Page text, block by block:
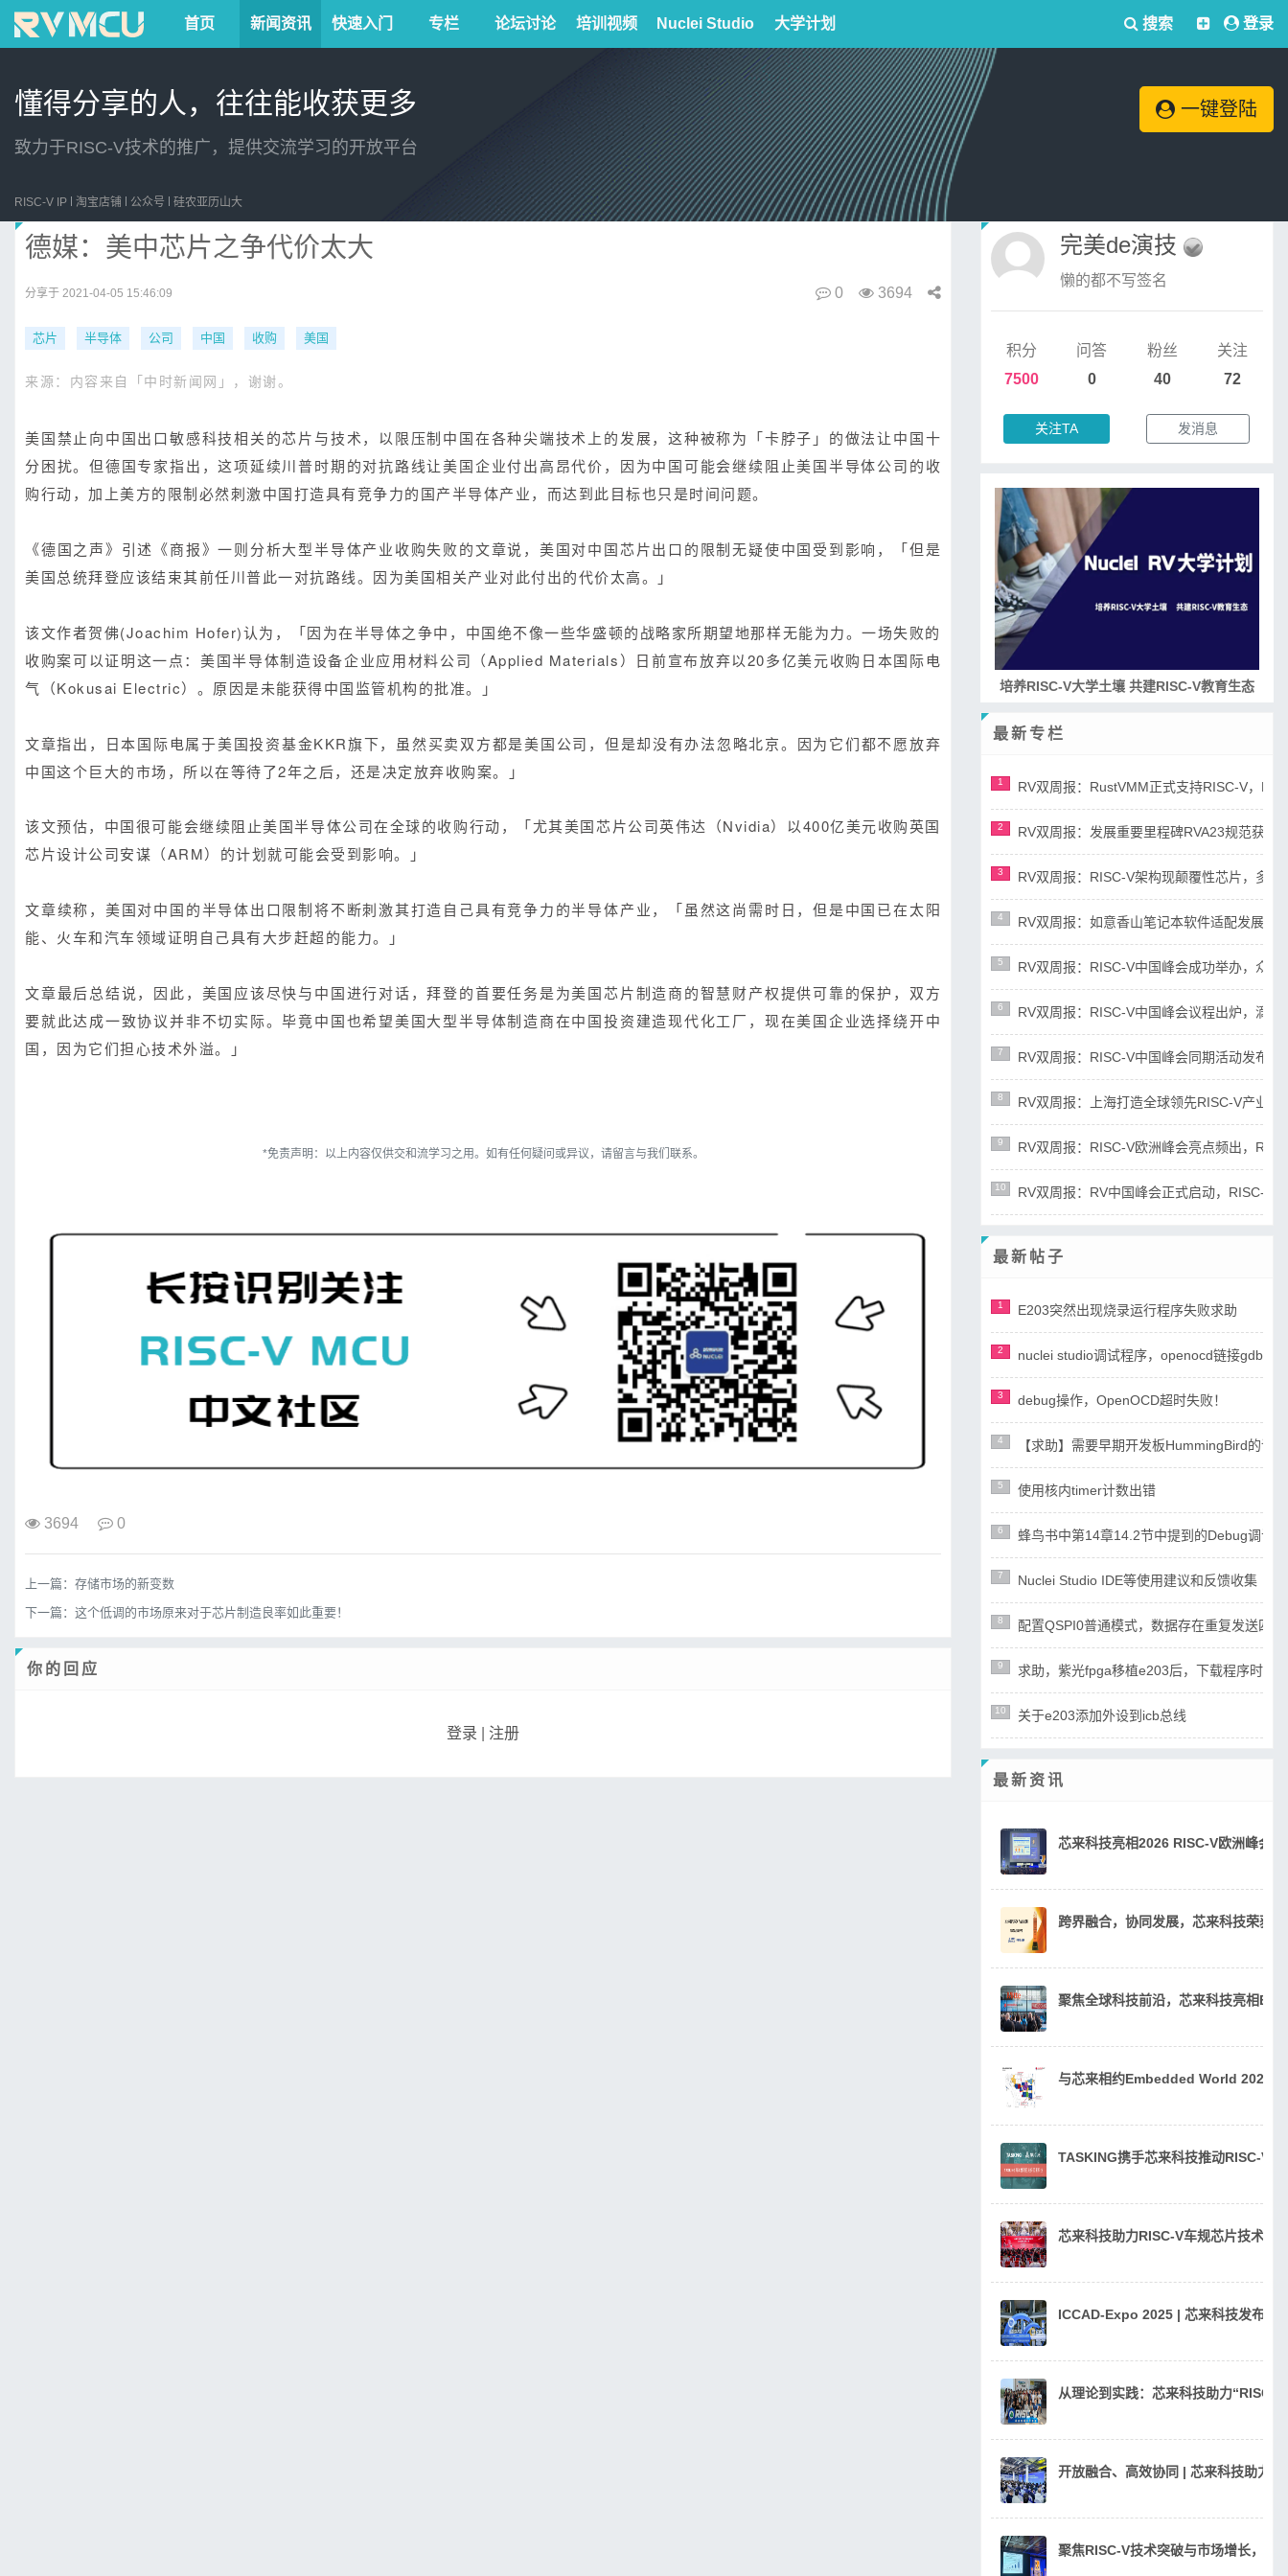
首页 新闻资讯 快速入门 专栏 论坛讨论 培训视频 Nuclei Studio 大学计划 搜索 登录
懂得分享的人，往往能收获更多
致力于RISC-V技术的推广，提供交流学习的开放平台
一键登陆
RISC-V IP 淘宝店铺 公众号 硅农亚历山大
德媒：美中芯片之争代价太大
分享于 2021-04-05 15:46:09 0 3694
芯片 半导体 公司 中国 收购 美国
来源：内容来自「中时新闻网 」，谢谢。
美国禁止向中国出口敏感科技相关的芯片与技术，以限压制中国在各种尖端技术上的发展，这种被称为「卡脖子」的做法让中国十
分困扰。但德国专家指出，这项延续川普时期的对抗路线让美国企业付出高昂代价，因为中国可能会继续阻止美国半导体公司的收
购行动，加上美方的限制必然刺激中国打造具有竞争力的国产半导体产业，而达到此目标也只是时间问题。
《德国之声》引述《商报》一则分析大型半导体产业收购失败的文章说，美国对中国芯片出口的限制无疑使中国受到影响，「但是
美国总统拜登应该结束其前任川普此一对抗路线。因为美国相关产业对此付出的代价太高。」
该文作者贺佛(Joachim Hofer)认为，「因为在半导体之争中，中国绝不像一些华盛顿的战略家所期望地那样无能为力。一场失败的
收购案可以证明这一点：美国半导体制造设备企业应用材料公司（Applied Materials）日前宣布放弃以20多亿美元收购日本国际电
气（Kokusai Electric）。原因是未能获得中国监管机构的批准。」
文章指出，日本国际电属于美国投资基金KKR旗下，虽然买卖双方都是美国公司，但是却没有办法忽略北京。因为它们都不愿放弃
中国这个巨大的市场，所以在等待了2年之后，还是决定放弃收购案。」
该文预估，中国很可能会继续阻止美国半导体公司在全球的收购行动，「尤其美国芯片公司英伟达（Nvidia）以400亿美元收购英国
芯片设计公司安谋（ARM）的计划就可能会受到影响。」
文章续称，美国对中国的半导体出口限制将不断刺激其打造自己具有竞争力的半导体产业，「虽然这尚需时日，但是中国已在太阳
能、火车和汽车领域证明自己具有大步赶超的能力。」
文章最后总结说，因此，美国应该尽快与中国进行对话，拜登的首要任务是为美国芯片制造商的智慧财产权提供可靠的保护，双方
要就此达成一致协议并非不切实际。毕竟中国也希望美国大型半导体制造商在中国投资建造现代化工厂，现在美国企业选择绕开中
国，因为它们担心技术外溢。」
*免责声明：以上内容仅供交和流学习之用。如有任何疑问或异议，请留言与我们联系。
3694 0
上一篇： 存储市场的新变数
下一篇： 这个低调的市场原来对于芯片制造良率如此重要！
你的回应
登录 注册
完美de演技
懒的都不写签名
积分
7500
问答
0
粉丝
40
关注
72
关注TA 发消息
培养RISC-V大学土壤 共建RISC-V教育生态
最新专栏
1 RV双周报：RustVMM正式支持RISC-V，
2 RV双周报：发展重要里程碑RVA23规范获
3 RV双周报：RISC-V架构现颠覆性芯片，多
4 RV双周报：如意香山笔记本软件适配发展
5 RV双周报：RISC-V中国峰会成功举办，众
6 RV双周报：RISC-V中国峰会议程出炉，滴
7 RV双周报：RISC-V中国峰会同期活动发布
8 RV双周报：上海打造全球领先RISC-V产业
9 RV双周报：RISC-V欧洲峰会亮点频出，
10 RV双周报：RV中国峰会正式启动，RISC-V
最新帖子
1 E203突然出现烧录运行程序失败求助
2 nuclei studio调试程序，openocd链接gdb失
3 debug操作，OpenOCD超时失败！
4 【求助】需要早期开发板HummingBird的详
5 使用核内timer计数出错
6 蜂鸟书中第14章14.2节中提到的Debug调试
7 Nuclei Studio IDE等使用建议和反馈收集
8 配置QSPI0普通模式，数据存在重复发送四
9 求助，紫光fpga移植e203后，下载程序时
10 关于e203添加外设到icb总线
最新资讯
芯来科技亮相2026 RISC-V欧洲峰会
跨界融合，协同发展，芯来科技荣获
聚焦全球科技前沿，芯来科技亮相
与芯来相约Embedded World 2026，
TASKING携手芯来科技推动RISC-V汽
芯来科技助力RISC-V车规芯片技术与
ICCAD-Expo 2025 | 芯来科技发布
从理论到实践：芯来科技助力“RISC-
开放融合、高效协同 | 芯来科技助力
聚焦RISC-V技术突破与市场增长，芯